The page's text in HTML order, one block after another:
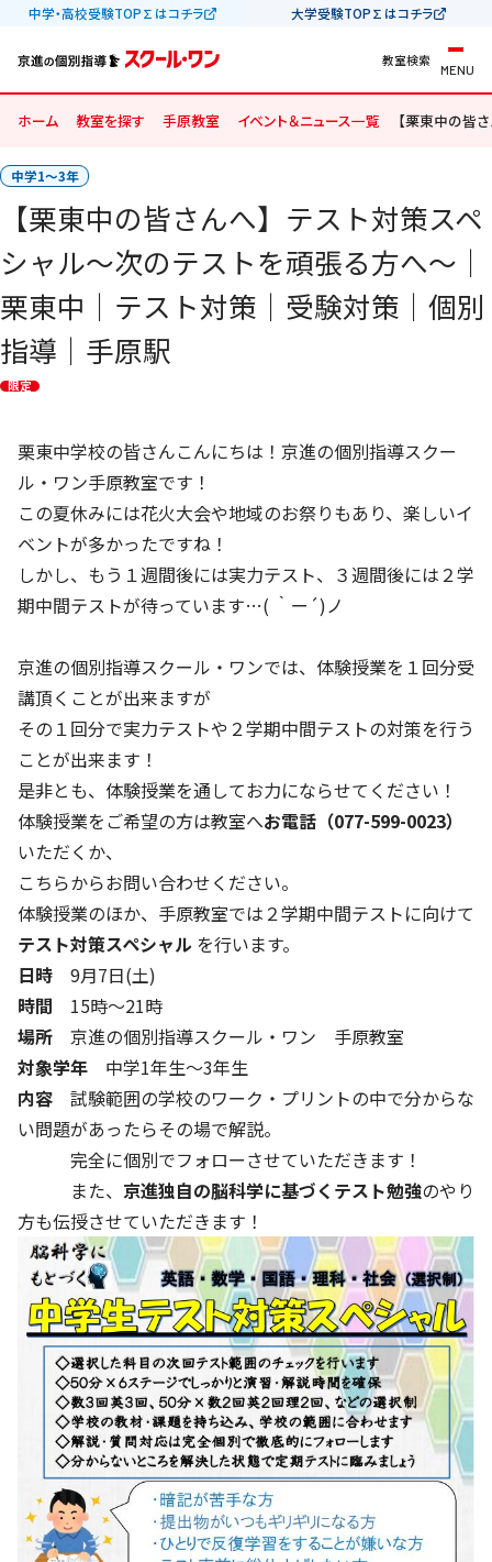
中学・高校受験TOP∑はコチラ 大学受験TOP∑はコチラ
教室検索
MENU
ホーム 教室を探す 手原教室 イベント＆ニュース一覧 【栗東中の皆
中学1〜3年
【栗東中の皆さんへ】テスト対策スペ
シャル～次のテストを頑張る方へ～｜
栗東中｜テスト対策｜受験対策｜個別
指導｜手原駅
限定
栗東中学校の皆さんこんにちは！京進の個別指導スクー
ル・ワン手原教室です！
この夏休みには花火大会や地域のお祭りもあり、楽しいイ
ベントが多かったですね！
しかし、もう１週間後には実力テスト、３週間後には２学
期中間テストが待っています…( ｀ー´)ノ
京進の個別指導スクール・ワンでは、体験授業を１回分受
講頂くことが出来ますが
その１回分で実力テストや２学期中間テストの対策を行う
ことが出来ます！
是非とも、体験授業を通してお力にならせてください！
体験授業をご希望の方は教室へお電話（077-599-0023）
いただくか、
こちらからお問い合わせください。
体験授業のほか、手原教室では２学期中間テストに向けて
テスト対策スペシャル を行います。
日時 9月7日(土)
時間 15時～21時
場所 京進の個別指導スクール・ワン 手原教室
対象学年 中学1年生～3年生
内容 試験範囲の学校のワーク・プリントの中で分からな
い問題があったらその場で解説。
完全に個別でフォローさせていただきます！
また、 京進独自の脳科学に基づくテスト勉強のやり
方も伝授させていただきます！